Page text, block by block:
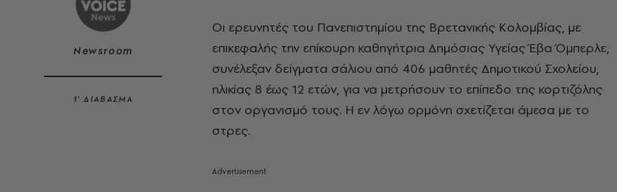
Newsroom
1’ ΔΙΑΒΑΣΜΑ
Οι ερευνητές του Πανεπιστημίου της Βρετανικής Κολομβίας, με
επικεφαλής την επίκουρη καθηγήτρια Δημόσιας Υγείας Έβα Όμπερλε,
συνέλεξαν δείγματα σάλιου από 406 μαθητές Δημοτικού Σχολείου,
ηλικίας 8 έως 12 ετών, για να μετρήσουν το επίπεδο της κορτιζόλης
στον οργανισμό τους. Η εν λόγω ορμόνη σχετίζεται άμεσα με το
στρες.